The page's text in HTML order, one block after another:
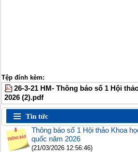
Tệp đính kèm:
26-3-21 HM- Thông báo số 1 Hội
2026 (2).pdf
Tin tức
Thông báo số 1 Hội thảo Khoa
quốc năm 2026
(21/03/2026 12:56:46)